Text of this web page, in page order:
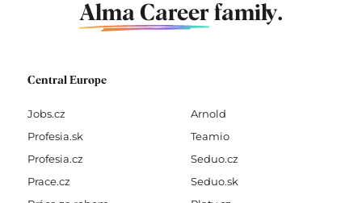
Alma Career family.
Central Europe
Jobs.cz
Profesia.sk
Profesia.cz
Prace.cz
Arnold
Teamio
Seduo.cz
Seduo.sk